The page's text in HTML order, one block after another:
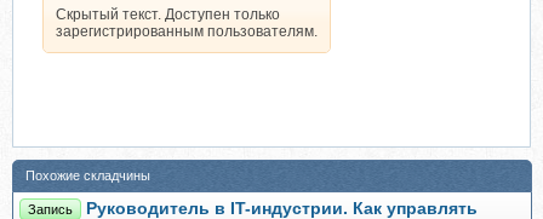
Скрытый текст. Доступен только
зарегистрированным пользователям.
Похожие складчины
Запись
Руководитель в IT-индустрии. Как управлять